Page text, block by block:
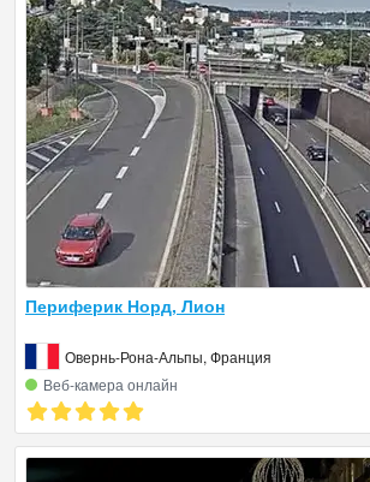
Периферик Норд, Лион
Овернь-Рона-Альпы, Франция
Веб‑камера онлайн